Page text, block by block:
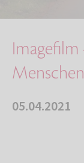
05.04.2021